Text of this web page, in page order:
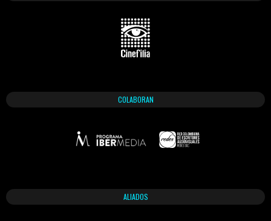
COLABORAN
ALIADOS